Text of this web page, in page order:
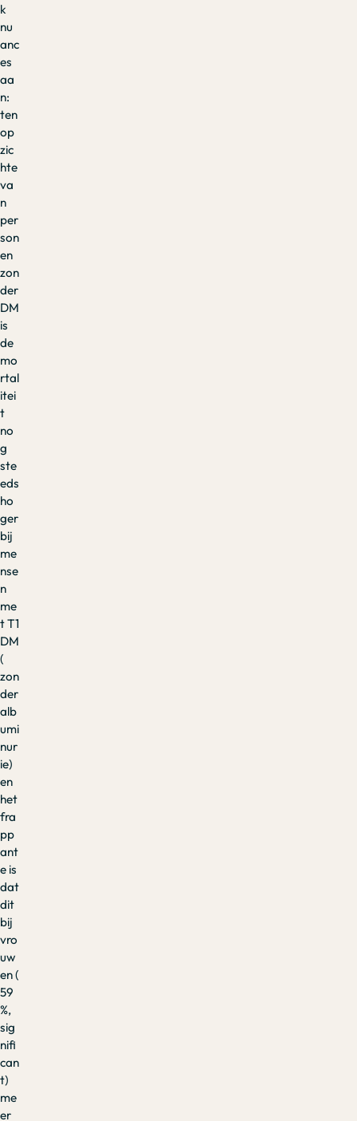
k
nu
anc
es
aa
n:
ten
op
zic
hte
va
n
per
son
en
zon
der
DM
is
de
mo
rtal
itei
t
no
g
ste
eds
ho
ger
bij
me
nse
n
me
t T1
DM
(
zon
der
alb
umi
nur
ie)
en
het
fra
pp
ant
e is
dat
dit
bij
vro
uw
en (
59
%,
sig
nifi
can
t)
me
er